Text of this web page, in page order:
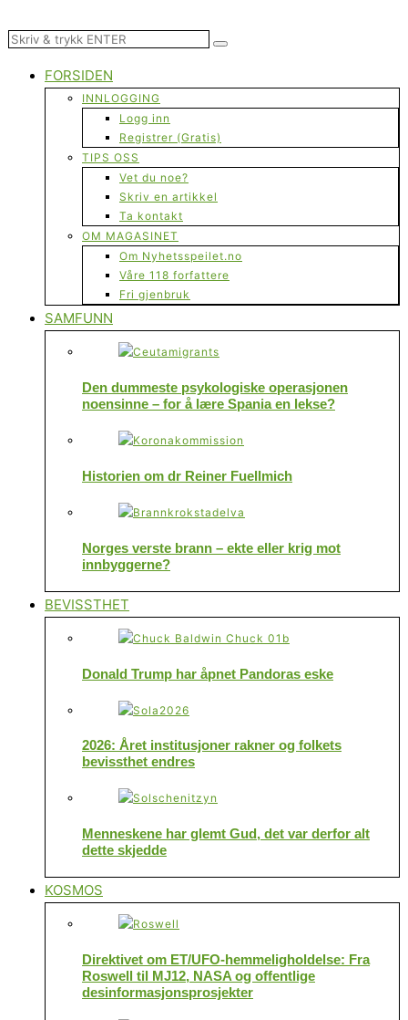
FORSIDEN
INNLOGGING
Logg inn
Registrer (Gratis)
TIPS OSS
Vet du noe?
Skriv en artikkel
Ta kontakt
OM MAGASINET
Om Nyhetsspeilet.no
Våre 118 forfattere
Fri gjenbruk
SAMFUNN
Den dummeste psykologiske operasjonen
noensinne – for å lære Spania en lekse?
Historien om dr Reiner Fuellmich
Norges verste brann – ekte eller krig mot
innbyggerne?
BEVISSTHET
Donald Trump har åpnet Pandoras eske
2026: Året institusjoner rakner og folkets
bevissthet endres
Menneskene har glemt Gud, det var derfor alt
dette skjedde
KOSMOS
Direktivet om ET/UFO-hemmeligholdelse: Fra
Roswell til MJ12, NASA og offentlige
desinformasjonsprosjekter